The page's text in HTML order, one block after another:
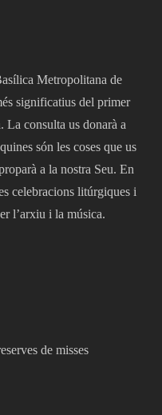
Metropolitana de
significatius del primer
La consulta us donarà a
són les coses que us
a la nostra Seu. En
celebracions litúrgiques i
l’arxiu i la música.
de misses